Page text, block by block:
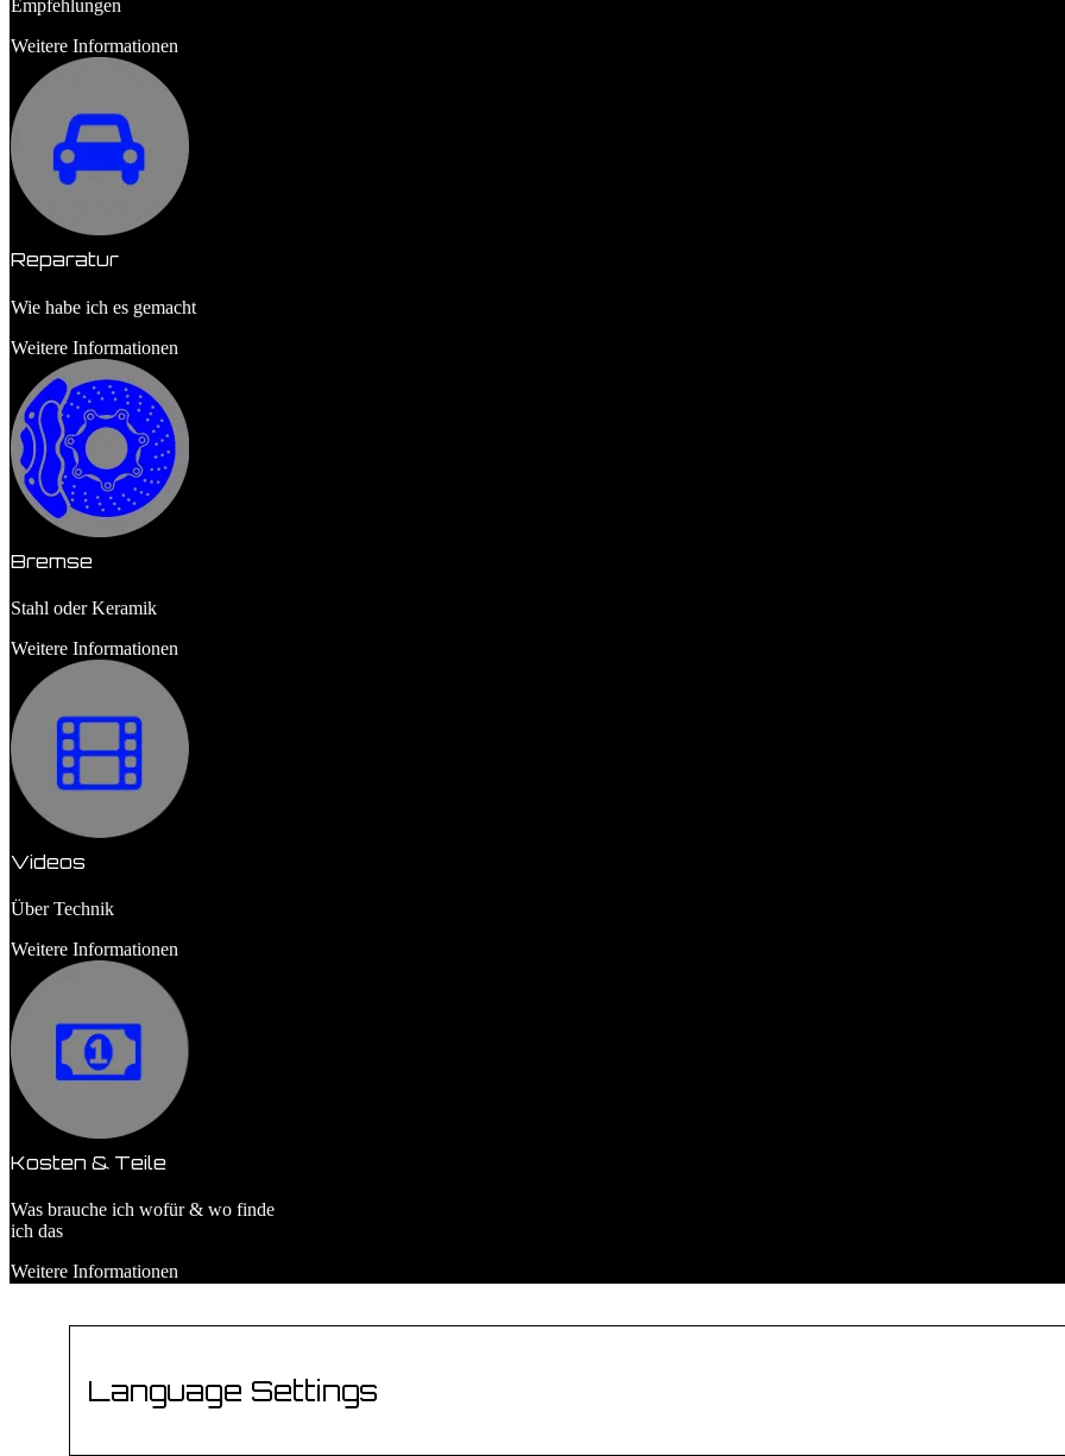
Empfehlungen
Weitere Informationen
Reparatur
Wie habe ich es gemacht
Weitere Informationen
Bremse
Stahl oder Keramik
Weitere Informationen
Videos
Über Technik
Weitere Informationen
Kosten & Teile
Was brauche ich wofür & wo finde
ich das
Weitere Informationen
Language Settings